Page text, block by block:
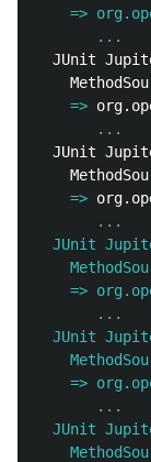
    =>
JUnit
    =>
JUnit
    =>
JUnit
    =>
JUnit
    =>
JUnit